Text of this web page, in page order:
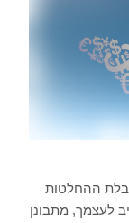
ההחלטות
לעצמך, מתבונן